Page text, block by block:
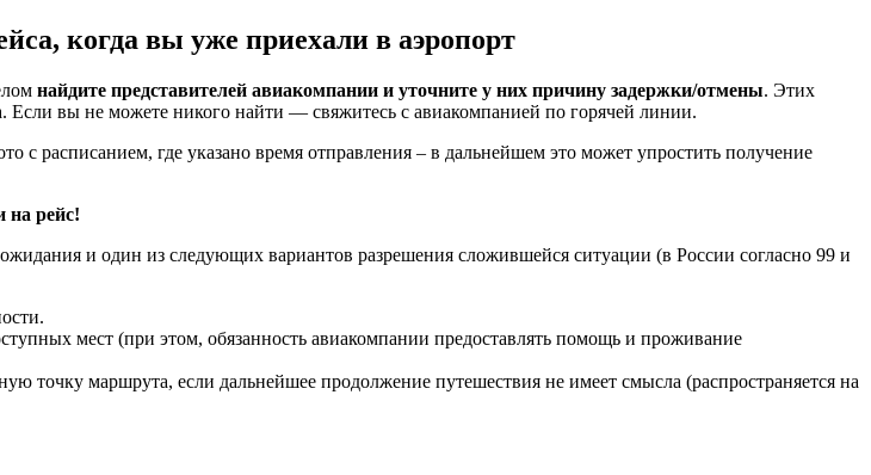
когда вы уже приехали в аэропорт
найдите представителей авиакомпании и уточните у них причину задержки/отмены. Этих
вы не можете никого найти — свяжитесь с авиакомпанией по горячей линии.
расписанием, где указано время отправления – в дальнейшем это может упростить получение
на рейс!
и один из следующих вариантов разрешения сложившейся ситуации (в России согласно 99 и
мест (при этом, обязанность авиакомпании предоставлять помощь и проживание
точку маршрута, если дальнейшее продолжение путешествия не имеет смысла (распространяется на